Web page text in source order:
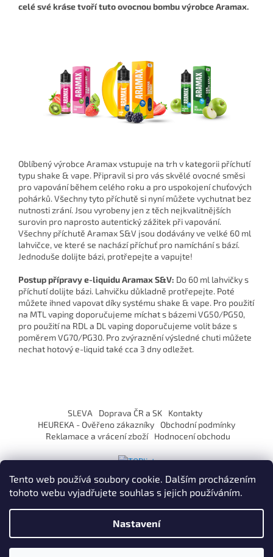
Tento web používá soubory cookie. Dalším procházením
tohoto webu vyjadřujete souhlas s jejich používáním.
Nastavení
celé své kráse tvoří tuto ovocnou bombu výrobce Aramax.
Oblíbený výrobce Aramax vstupuje na trh v kategorii příchutí
typu shake & vape. Připravil si pro vás skvělé ovocné směsi
pro vapování během celého roku a pro uspokojení chuťových
pohárků. Všechny tyto příchutě si nyní můžete vychutnat bez
nutnosti zrání. Jsou vyrobeny jen z těch nejkvalitnějších
surovin pro naprosto autentický zážitek při vapování.
Všechny příchutě Aramax S&V jsou dodávány ve velké 60 ml
lahvičce, ve které se nachází příchuť pro namíchání s bází.
Jednoduše dolijte bázi, protřepejte a vapujte!
Postup přípravy e-liquidu Aramax S&V: Do 60 ml lahvičky s
příchutí dolijte bázi. Lahvičku důkladně protřepejte. Poté
můžete ihned vapovat díky systému shake & vape. Pro použití
na MTL vaping doporučujeme míchat s bázemi VG50/PG50,
pro použití na RDL a DL vaping doporučujeme volit báze s
poměrem VG70/PG30. Pro zvýraznění výsledné chuti můžete
nechat hotový e-liquid také cca 3 dny odležet.
í
SLEVA Doprava ČR a SK
Kontakty
HEUREKA - Ověřeno zákazníky
Obchodní podmínky
Reklamace a vrácení zboží
Hodnocení obchodu